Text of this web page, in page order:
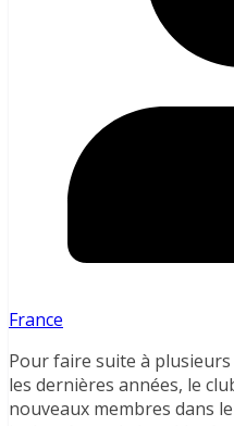
France
Pour faire suite à
les dernières années, le
nouveaux membres dans